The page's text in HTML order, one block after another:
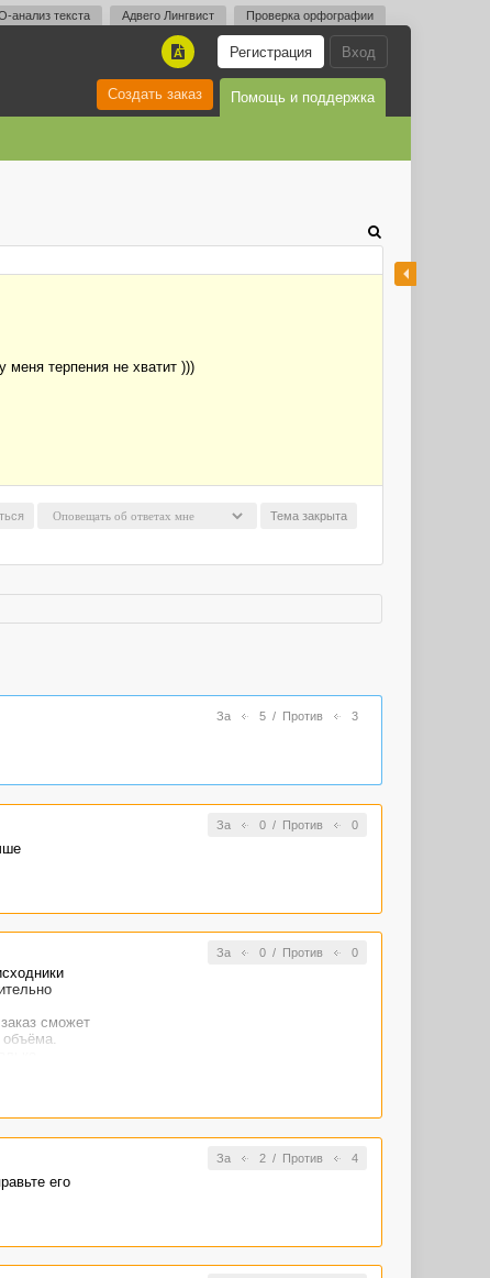
анализ текста Адвего Лингвист Проверка орфографии
Вход
Регистрация
A
Помощь и поддержка
Создать заказ
терпения не хватит )))
Тема закрыта
За 5/ Против 3
За 0/ Против 0
За 0/ Против 0
сможет
объёма.
За 2/ Против 4
его